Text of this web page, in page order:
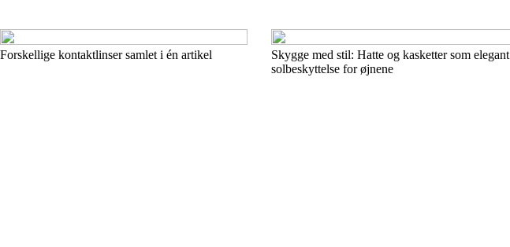
Forskellige kontaktlinser samlet i én artikel
Skygge med stil: Hatte og kasketter som elegant
solbeskyttelse for øjnene